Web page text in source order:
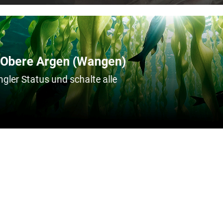
Argen (Wangen)
Status und schalte alle